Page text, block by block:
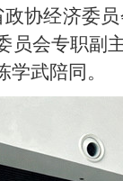
协经济委
员会专职副
武陪同。